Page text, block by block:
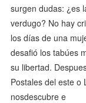
surgen dudas: ¿es
verdugo? No hay
los días de una
desafió los tabúes
su libertad.
Postales del este o
nosdescubre e